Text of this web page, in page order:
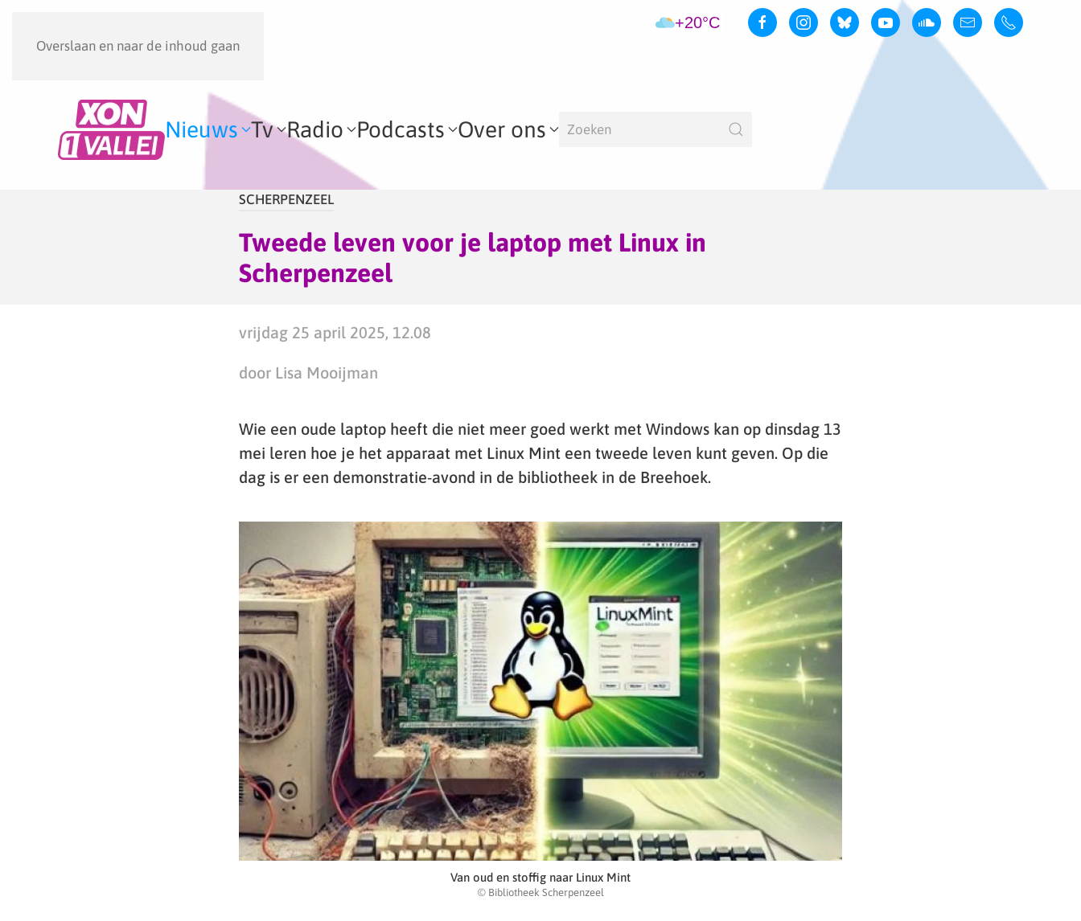
Overslaan en naar de inhoud gaan
+20°C
Nieuws Tv Radio Podcasts Over ons
SCHERPENZEEL
Tweede leven voor je laptop met Linux in
Scherpenzeel
vrijdag 25 april 2025, 12.08
door Lisa Mooijman
Wie een oude laptop heeft die niet meer goed werkt met Windows kan op dinsdag 13
mei leren hoe je het apparaat met Linux Mint een tweede leven kunt geven. Op die
dag is er een demonstratie-avond in de bibliotheek in de Breehoek.
Van oud en stoffig naar Linux Mint
© Bibliotheek Scherpenzeel